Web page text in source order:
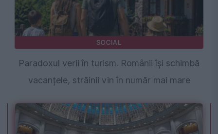
SOCIAL
Paradoxul verii în turism. Românii își schimbă
vacanțele, străinii vin în număr mai mare